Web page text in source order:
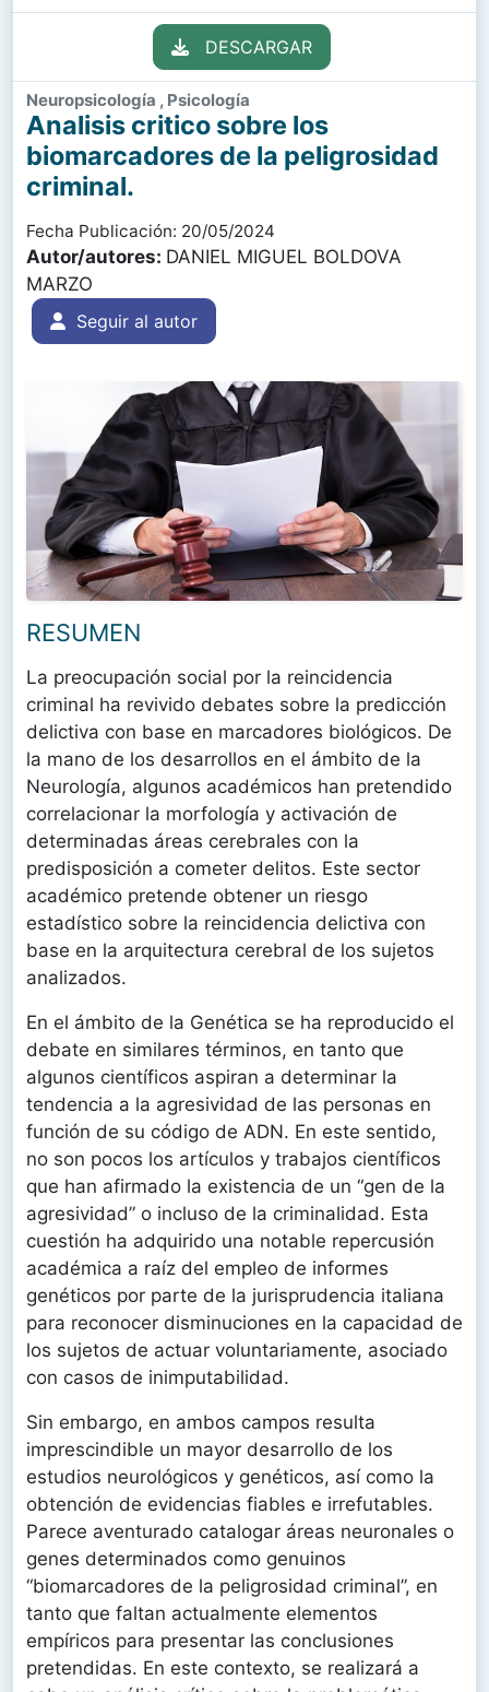
DESCARGAR
Neuropsicología , Psicología
Analisis critico sobre los
biomarcadores de la peligrosidad
criminal.
Fecha Publicación: 20/05/2024
Autor/autores: DANIEL MIGUEL BOLDOVA
MARZO
Seguir al autor
RESUMEN
La preocupación social por la reincidencia
criminal ha revivido debates sobre la predicción
delictiva con base en marcadores biológicos. De
la mano de los desarrollos en el ámbito de la
Neurología, algunos académicos han pretendido
correlacionar la morfología y activación de
determinadas áreas cerebrales con la
predisposición a cometer delitos. Este sector
académico pretende obtener un riesgo
estadístico sobre la reincidencia delictiva con
base en la arquitectura cerebral de los sujetos
analizados.
En el ámbito de la Genética se ha reproducido el
debate en similares términos, en tanto que
algunos científicos aspiran a determinar la
tendencia a la agresividad de las personas en
función de su código de ADN. En este sentido,
no son pocos los artículos y trabajos científicos
que han afirmado la existencia de un “gen de la
agresividad” o incluso de la criminalidad. Esta
cuestión ha adquirido una notable repercusión
académica a raíz del empleo de informes
genéticos por parte de la jurisprudencia italiana
para reconocer disminuciones en la capacidad de
los sujetos de actuar voluntariamente, asociado
con casos de inimputabilidad.
Sin embargo, en ambos campos resulta
imprescindible un mayor desarrollo de los
estudios neurológicos y genéticos, así como la
obtención de evidencias fiables e irrefutables.
Parece aventurado catalogar áreas neuronales o
genes determinados como genuinos
“biomarcadores de la peligrosidad criminal”, en
tanto que faltan actualmente elementos
empíricos para presentar las conclusiones
pretendidas. En este contexto, se realizará a